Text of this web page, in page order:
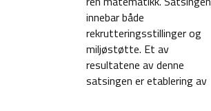
innebar både
rekrutteringsstillinger og
miljøstøtte. Et av
resultatene av denne
satsingen er etablering av